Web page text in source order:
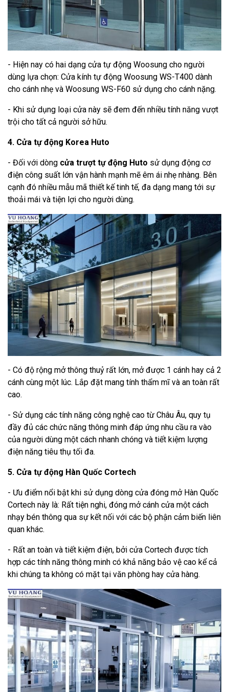
- Hiện nay có hai dạng cửa tự động Woosung cho người
dùng lựa chọn: Cửa kính tự động Woosung WS-T400 dành
cho cánh nhẹ và Woosung WS-F60 sử dụng cho cánh nặng.
- Khi sử dụng loại cửa này sẽ đem đến nhiều tính năng vượt
trội cho tất cả người sở hữu.
4. Cửa tự động Korea Huto
- Đối với dòng cửa trượt tự động Huto sử dụng động cơ
điện công suất lớn vận hành mạnh mẽ êm ái nhẹ nhàng. Bên
cạnh đó nhiều mẫu mã thiết kế tinh tế, đa dạng mang tới sự
thoải mái và tiện lợi cho người dùng.
- Có độ rộng mở thông thuỷ rất lớn, mở được 1 cánh hay cả 2
cánh cùng một lúc. Lắp đặt mang tính thẩm mĩ và an toàn rất
cao.
- Sử dụng các tính năng công nghệ cao từ Châu Âu, quy tụ
đầy đủ các chức năng thông minh đáp ứng nhu cầu ra vào
của người dùng một cách nhanh chóng và tiết kiệm lượng
điện năng tiêu thụ tối đa.
5. Cửa tự động Hàn Quốc Cortech
- Ưu điểm nổi bật khi sử dụng dòng cửa đóng mở Hàn Quốc
Cortech này là: Rất tiện nghi, đóng mở cánh cửa một cách
nhạy bén thông qua sự kết nối với các bộ phận cảm biến liên
quan khác.
- Rất an toàn và tiết kiệm điện, bởi cửa Cortech được tích
hợp các tính năng thông minh có khả năng bảo vệ cao kể cả
khi chúng ta không có mặt tại văn phòng hay cửa hàng.